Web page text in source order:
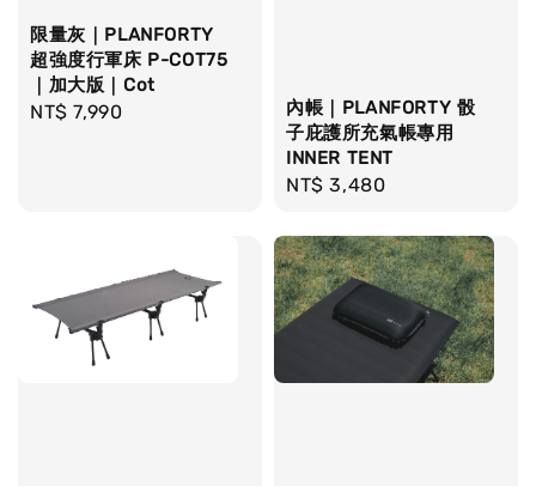
限量灰｜PLANFORTY
超強度行軍床 P-COT75
｜加大版｜Cot
Regular
NT$ 7,990
內帳｜PLANFORTY 骰
子庇護所充氣帳專用
INNER TENT
Regular
NT$ 3,480